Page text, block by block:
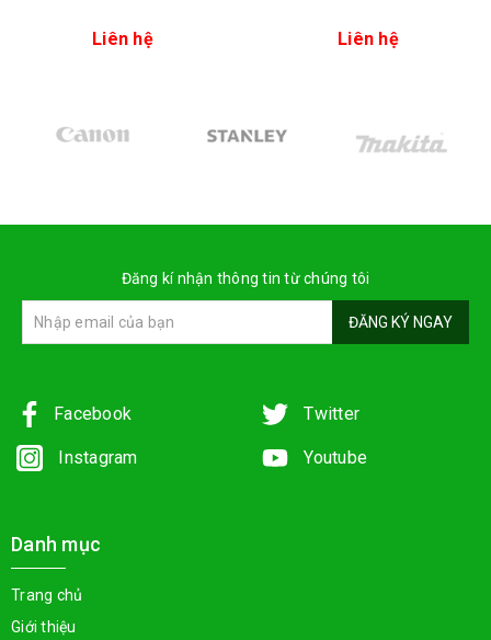
Liên hệ Liên hệ
Đăng kí nhận thông tin từ chúng tôi
ĐĂNG KÝ NGAY
Facebook Twitter
Instagram Youtube
Danh mục
Trang chủ
Giới thiệu